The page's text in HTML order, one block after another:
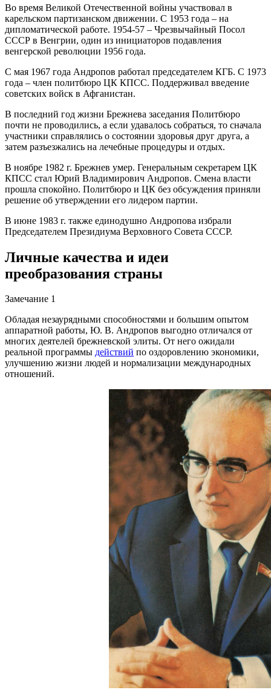
Во время Великой Отечественной войны участвовал в
карельском партизанском движении. С 1953 года – на
дипломатической работе. 1954-57 – Чрезвычайный Посол
СССР в Венгрии, один из инициаторов подавления
венгерской революции 1956 года.
С мая 1967 года Андропов работал председателем КГБ. С 1973
года – член политбюро ЦК КПСС. Поддерживал введение
советских войск в Афганистан.
В последний год жизни Брежнева заседания Политбюро
почти не проводились, а если удавалось собраться, то сначала
участники справлялись о состоянии здоровья друг друга, а
затем разъезжались на лечебные процедуры и отдых.
В ноябре 1982 г. Брежнев умер. Генеральным секретарем ЦК
КПСС стал Юрий Владимирович Андропов. Смена власти
прошла спокойно. Политбюро и ЦК без обсуждения приняли
решение об утверждении его лидером партии.
В июне 1983 г. также единодушно Андропова избрали
Председателем Президиума Верховного Совета СССР.
Личные качества и идеи
преобразования страны
Замечание 1
Обладая незаурядными способностями и большим опытом
аппаратной работы, Ю. В. Андропов выгодно отличался от
многих деятелей брежневской элиты. От него ожидали
реальной программы действий по оздоровлению экономики,
улучшению жизни людей и нормализации международных
отношений.